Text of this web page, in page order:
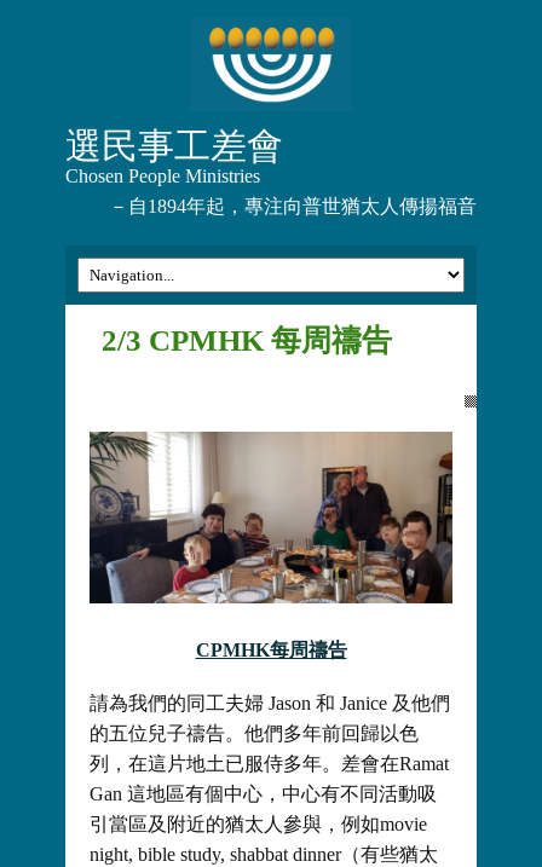
選民事工差會
Chosen People Ministries
－自1894年起，專注向普世猶太人傳揚福音
2/3 CPMHK 每周禱告
CPMHK每周禱告
請為我們的同工夫婦 Jason 和 Janice 及他們
的五位兒子禱告。他們多年前回歸以色
列，在這片地土已服侍多年。差會在Ramat
Gan 這地區有個中心，中心有不同活動吸
引當區及附近的猶太人參與，例如movie
night, bible study, shabbat dinner（有些猶太